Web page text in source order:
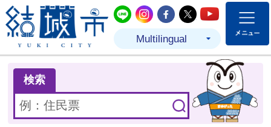
結城市公式LINE
結城市公式Instagram
結城市公式
結城市公式
結城市
Multilingual
検索